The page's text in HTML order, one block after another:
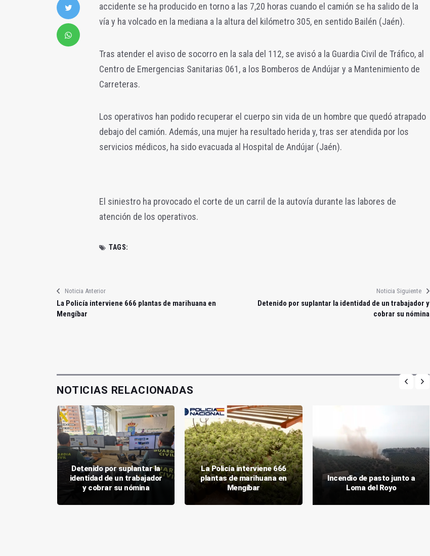
accidente se ha producido en torno a las 7,20 horas cuando el camión se ha salido de la
vía y ha volcado en la mediana a la altura del kilómetro 305, en sentido Bailén (Jaén).
Tras atender el aviso de socorro en la sala del 112, se avisó a la Guardia Civil de Tráfico, al
Centro de Emergencias Sanitarias 061, a los Bomberos de Andújar y a Mantenimiento de
Carreteras.
Los operativos han podido recuperar el cuerpo sin vida de un hombre que quedó atrapado
debajo del camión. Además, una mujer ha resultado herida y, tras ser atendida por los
servicios médicos, ha sido evacuada al Hospital de Andújar (Jaén).
El siniestro ha provocado el corte de un carril de la autovía durante las labores de
atención de los operativos.
TAGS:
Noticia Anterior
La Policía interviene 666 plantas de marihuana en
Mengíbar
Noticia Siguiente
Detenido por suplantar la identidad de un trabajador y
cobrar su nómina
NOTICIAS RELACIONADAS
Detenido por suplantar la
identidad de un trabajador
y cobrar su nómina
La Policía interviene 666
plantas de marihuana en
Mengíbar
Incendio de pasto junto a
Loma del Royo